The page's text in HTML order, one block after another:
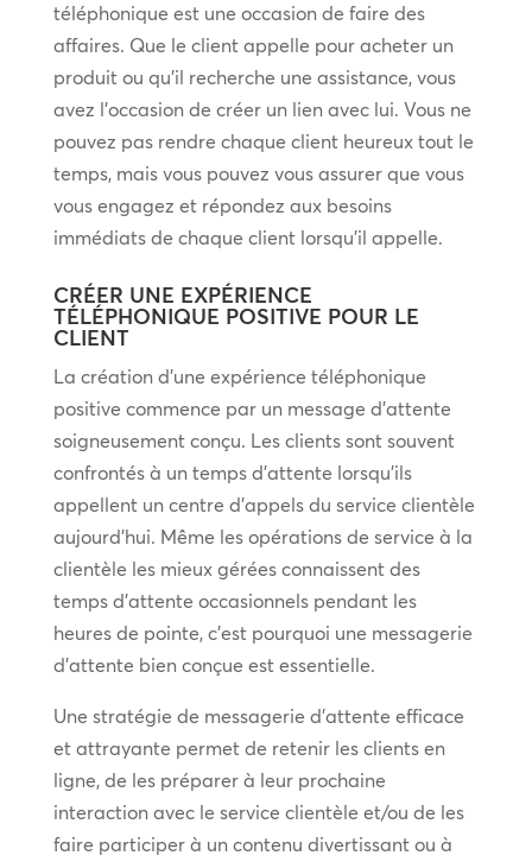
téléphonique est une occasion de faire des
affaires. Que le client appelle pour acheter un
produit ou qu’il recherche une assistance, vous
avez l’occasion de créer un lien avec lui. Vous ne
pouvez pas rendre chaque client heureux tout le
temps, mais vous pouvez vous assurer que vous
vous engagez et répondez aux besoins
immédiats de chaque client lorsqu’il appelle.
CRÉER UNE EXPÉRIENCE
TÉLÉPHONIQUE POSITIVE POUR LE
CLIENT
La création d’une expérience téléphonique
positive commence par un message d’attente
soigneusement conçu. Les clients sont souvent
confrontés à un temps d’attente lorsqu’ils
appellent un centre d’appels du service clientèle
aujourd’hui. Même les opérations de service à la
clientèle les mieux gérées connaissent des
temps d’attente occasionnels pendant les
heures de pointe, c’est pourquoi une messagerie
d’attente bien conçue est essentielle.
Une stratégie de messagerie d’attente efficace
et attrayante permet de retenir les clients en
ligne, de les préparer à leur prochaine
interaction avec le service clientèle et/ou de les
faire participer à un contenu divertissant ou à